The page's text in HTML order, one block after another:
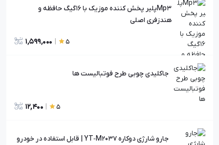
Mp3پلیر پخش کننده موزیک با ۱۶گیگ حافظه و
هندزفری اصلی
5
1,599,000
جاکلیدی چوبی طرح فوتبالیست ها
5
12,400
جارو شارژی دوکاره YT‑M2037 | قابل استفاده در خودرو